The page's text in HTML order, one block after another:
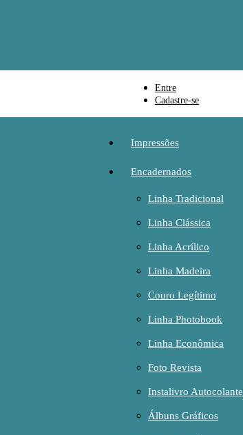
Entre
Cadastre-se
Impressões
Encadernados
Linha Tradicional
Linha Clássica
Linha Acrílico
Linha Madeira
Couro Legítimo
Linha Photobook
Linha Econômica
Foto Revista
Instalivro Autocolante
Álbuns Gráficos